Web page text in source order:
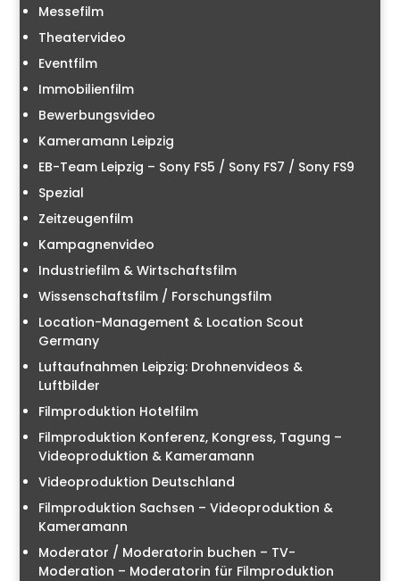
Messefilm
Theatervideo
Eventfilm
Immobilienfilm
Bewerbungsvideo
Kameramann Leipzig
EB-Team Leipzig – Sony FS5 / Sony FS7 / Sony FS9
Spezial
Zeitzeugenfilm
Kampagnenvideo
Industriefilm & Wirtschaftsfilm
Wissenschaftsfilm / Forschungsfilm
Location-Management & Location Scout
Germany
Luftaufnahmen Leipzig: Drohnenvideos &
Luftbilder
Filmproduktion Hotelfilm
Filmproduktion Konferenz, Kongress, Tagung –
Videoproduktion & Kameramann
Videoproduktion Deutschland
Filmproduktion Sachsen – Videoproduktion &
Kameramann
Moderator / Moderatorin buchen – TV-
Moderation – Moderatorin für Filmproduktion